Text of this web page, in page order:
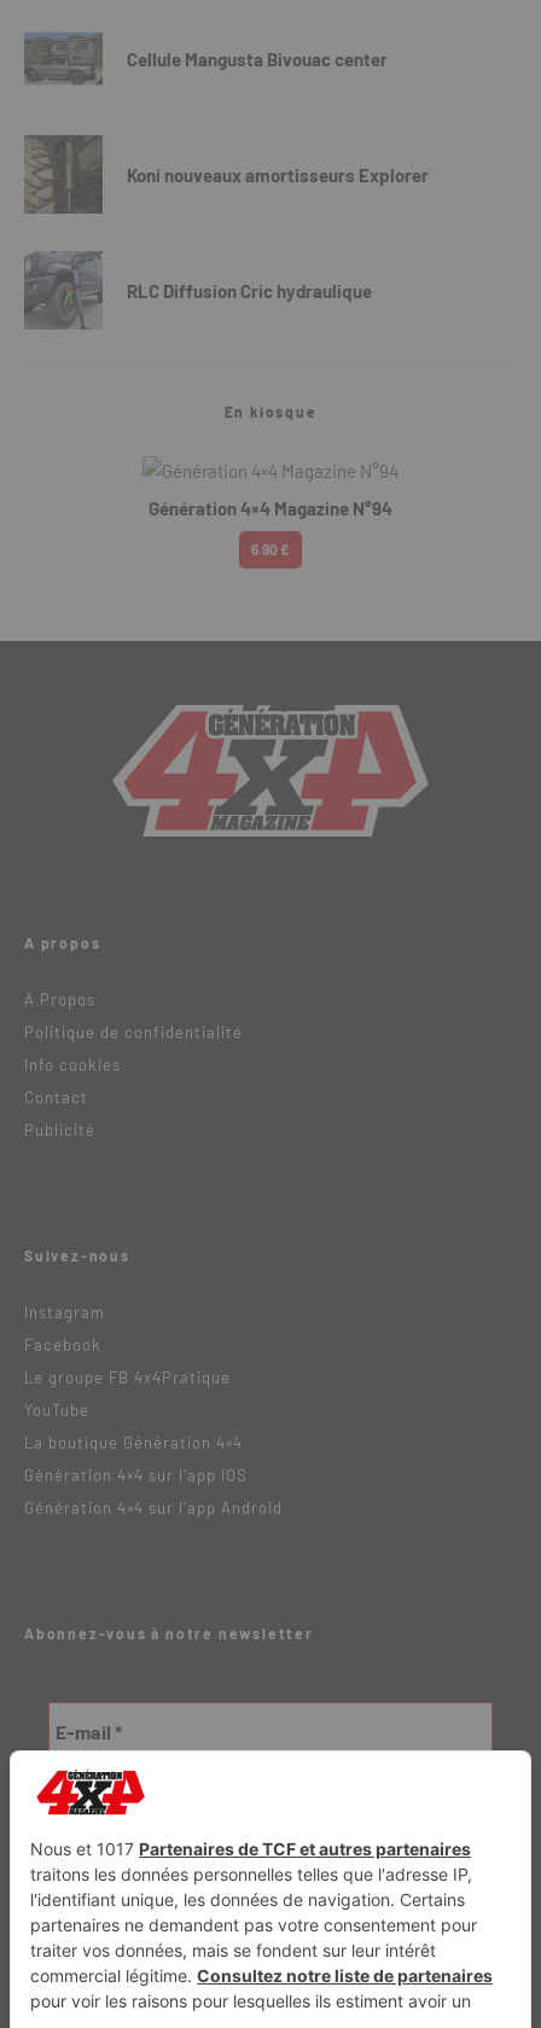
Cellule Mangusta Bivouac center
Koni nouveaux amortisseurs Explorer
RLC Diffusion Cric hydraulique
En kiosque
Génération 4×4 Magazine N°94
6.90 €
A propos
A Propos
Politique de confidentialité
Info cookies
Contact
Publicité
Suivez-nous
Instagram
Facebook
Le groupe FB 4x4Pratique
YouTube
La boutique Génération 4×4
Génération 4×4 sur l’app IOS
Génération 4×4 sur l’app Android
Abonnez-vous à notre newsletter
Génération Electrique Génération Sans Permis VTTAE.fr FullAttack